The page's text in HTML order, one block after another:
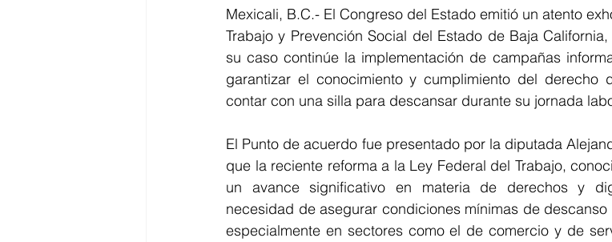
Mexicali, B.C.- El Congreso del Estado emitió un atento
Trabajo y Prevención Social del Estado de Baja
su caso continúe la implementación de campañas
garantizar el conocimiento y cumplimiento del derecho
contar con una silla para descansar durante su jornada
El Punto de acuerdo fue presentado por la diputada
que la reciente reforma a la Ley Federal del Trabajo,
un avance significativo en materia de derechos y
necesidad de asegurar condiciones mínimas de
especialmente en sectores como el de comercio y de